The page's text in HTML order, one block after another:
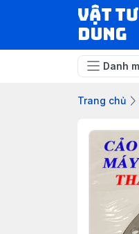
VẬT
DUNG
Danh
Trang chủ